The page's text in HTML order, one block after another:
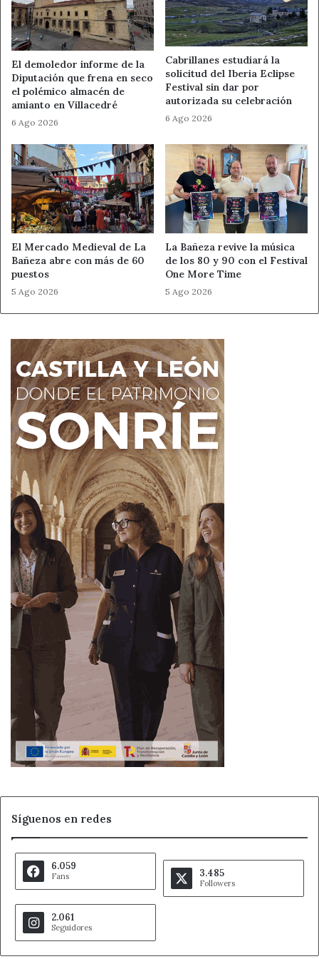
Páramo aportará425.000 euros, procedentes de una
subvención de la Diputación de Leóndestinada a
sufragar parte de los gastos de urbanización. Este apoyo
impulsar nuevas parcelas
urbanas en Santa María del Páramo sin comprometer
la estabilidad financiera municipal.
Salida al mercado de las 52 parcelas
residenciales
Una vez concluido el proceso de urbanización, las 52
parcelascreadas en el sector U1“La Barrera”saldrán al
mercado. La adjudicación de los terrenos se realizará
medianteprocedimiento de contratación pública,
que el Ayuntamiento está ultimando con el objetivo de
garantizar la transparencia y facilitar que los futuros
compradores accedan a
parcelas listas para construir
urbano, sino que refuerza la apuesta de la localidad por
uncrecimiento ordenado y sostenible. Tal y como
subrayó la regidora,“este proyecto no solo genera
suelo urbano, sino que consolida la apuesta de Santa
María del Páramo por un modelo de municipio
moderno, sostenible y con servicios públicos de
calidad. Queremos que cada familia pueda
desarrollar su proyecto de vida aquí”
Lucha contra la despoblación y
apuesta por el medio rural
Con esta actuación, el Ayuntamiento de Santa María del
Páramo mantiene su línea de trabajo centrada en la
mejora de infraestructuras
, lacreación de
oportunidades de vivienda
y el fortalecimiento de
los servicios públicos
. Además, el consistorio reivindica
el papel de los
municipios rurales como espacios con
futuro y calidad de vida
El impulso de
nuevas parcelas urbanas en Santa María
del Páramo se enmarca, por tanto, en una estrategia
más amplia para frenar la despoblación
vecinos yconsolidar un modelo de desarrollo
equilibradoen la comarca. La urbanización del sector
asequible y dotada de servicios
Fuente Ahora León
acceso a la vivienda Santa María del Páramo
Ahora León municipios rurales León
El demoledor informe de la
Diputación que frena en seco
el polémico almacén de
amianto en Villacedré
6 Ago 2026
Cabrillanes estudiará la
solicitud del Iberia Eclipse
Festival sin dar por
autorizada su celebración
6 Ago 2026
El Mercado Medieval de La
Bañeza abre con más de 60
puestos
5 Ago 2026
La Bañeza revive la música
de los 80 y 90 con el Festival
One More Time
5 Ago 2026
Síguenos en redes
6.059
Fans 3.485
Followers
2.061
Seguidores